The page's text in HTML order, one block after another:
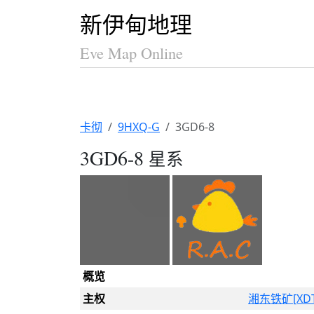
新伊甸地理
Eve Map Online
卡彻 9HXQ-G 3GD6-8
3GD6-8 星系
概览
主权
湘东铁矿